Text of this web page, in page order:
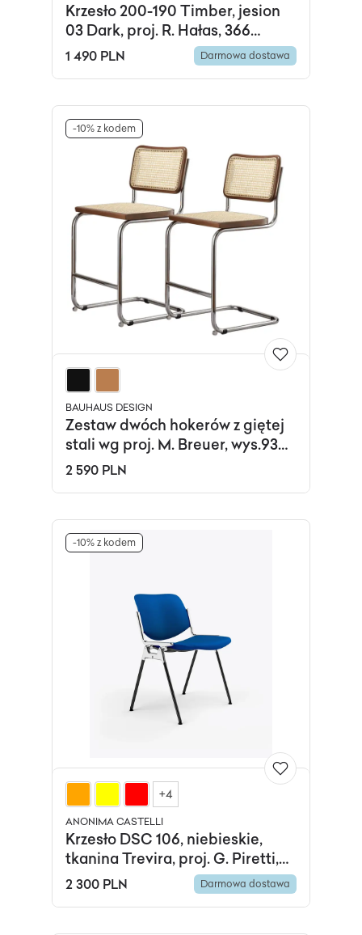
Krzesło 200-190 Timber, jesion
03 Dark, proj. R. Hałas, 366
Concept
1 490 PLN Darmowa dostawa
-10% z kodem
BAUHAUS DESIGN
Zestaw dwóch hokerów z giętej
stali wg proj. M. Breuer, wys.93
cm, Bauhaus, brązowe
2 590 PLN
-10% z kodem
+4
ANONIMA CASTELLI
Krzesło DSC 106, niebieskie,
tkanina Trevira, proj. G. Piretti,
Anonima Castelli
2 300 PLN Darmowa dostawa